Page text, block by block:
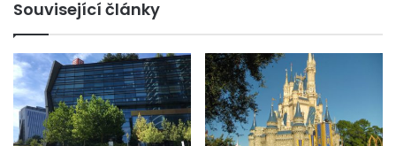
Související články